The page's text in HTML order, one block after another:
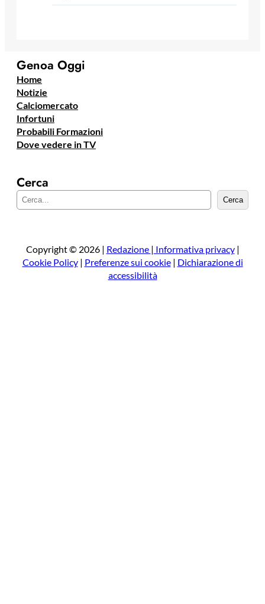
Genoa Oggi
Home
Notizie
Calciomercato
Infortuni
Probabili Formazioni
Dove vedere in TV
Cerca
e
a
Cerca
Copyright © 2026 | Redazione | Informativa privacy|
Cookie Policy| Preferenze sui cookie| Dichiarazione di
accessibilità